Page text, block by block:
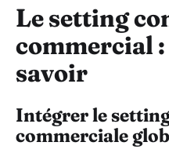
Le setting
commercial :
savoir
Intégrer le
commerciale